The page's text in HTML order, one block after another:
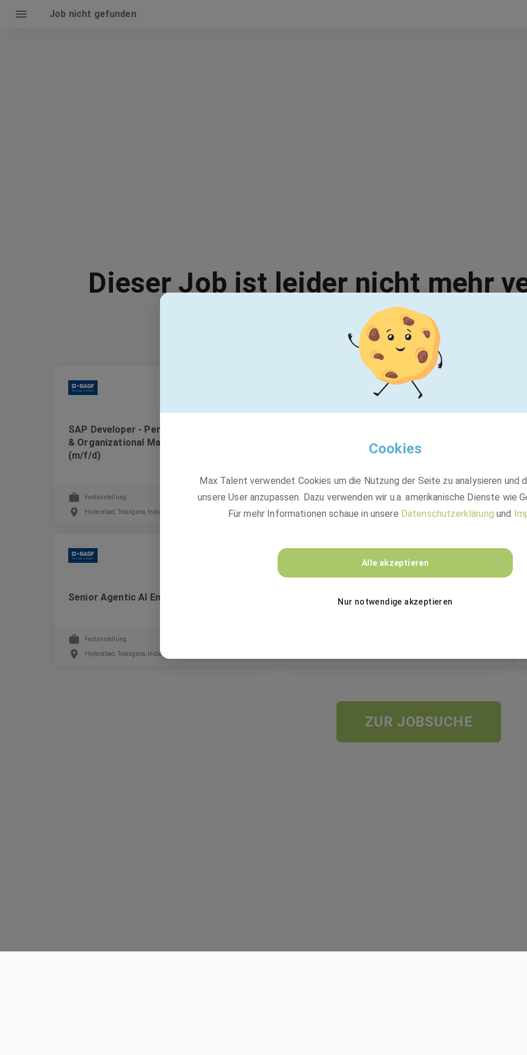
Job nicht gefunden
Dieser Job ist leider nicht mehr
Vielleicht passt einer dieser Jobs:
SAP Developer - Personnel Administration
& Organizational Management (SAP HCM)
(m/f/d)
Festanstellung
Hyderabad, Telangana, Indien
(SAP S/4HANA) - (m/f/d)
Festanstellung
Hyderabad, Telangana, Indien
Senior Agentic AI Engineer (M/F/D)
Festanstellung
Hyderabad, Telangana, Indien
SAP Consultant (M/F/D)
ZUR JOBSUCHE
Cookies
Max Talent verwendet Cookies um die Nutzung der Seite zu analysieren und
unsere User anzupassen. Dazu verwenden wir u.a. amerikanische Dienste wie
Für mehr Informationen schaue in unsere Datenschutzerklärung und
Alle akzeptieren
Nur notwendige akzeptieren